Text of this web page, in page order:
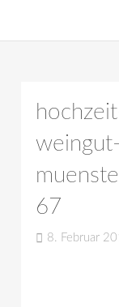
67
8. Februar